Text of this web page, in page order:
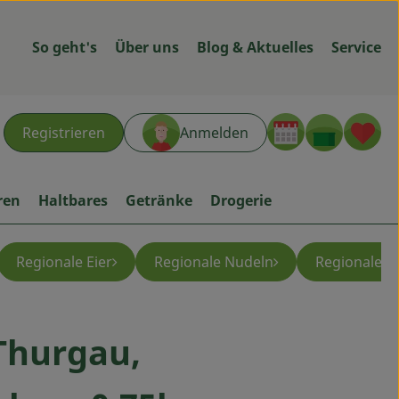
So geht's Über uns Blog & Aktuelles Service
Registrieren Anmelden
Haltbares Getränke Drogerie
Regionale Eier Regionale Nudeln Regionale